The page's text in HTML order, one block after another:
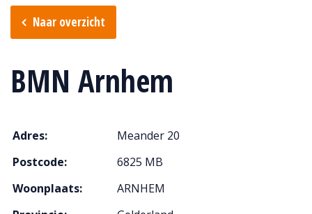
Naar overzicht
BMN Arnhem
Adres:
Meander 20
Postcode:
6825 MB
Woonplaats:
ARNHEM